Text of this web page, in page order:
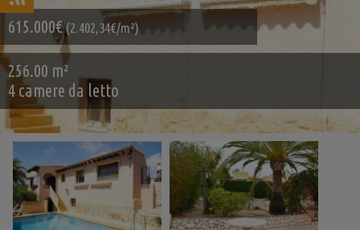
615.000€ (2.402,34€/m²)
256.00 m²
4 camere da letto